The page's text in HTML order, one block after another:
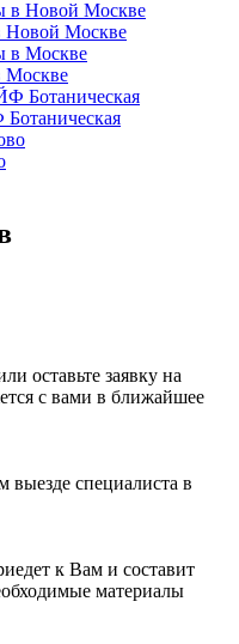
Новой Москве
Москве
оставьте заявку на
с вами в ближайшее
выезде специалиста в
к Вам и составит
материалы